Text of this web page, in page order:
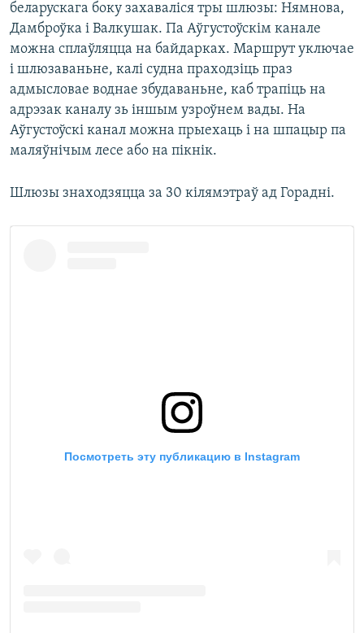
беларускага боку захаваліся тры шлюзы: Нямнова,
Дамброўка і Валкушак. Па Аўгустоўскім канале
можна сплаўляцца на байдарках. Маршрут уключае
і шлюзаваньне, калі судна праходзіць праз
адмысловае воднае збудаваньне, каб трапіць на
адрэзак каналу зь іншым узроўнем вады. На
Аўгустоўскі канал можна прыехаць і на шпацыр па
маляўнічым лесе або на пікнік.
Шлюзы знаходзяцца за 30 кілямэтраў ад Горадні.